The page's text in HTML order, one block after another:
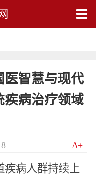
医智慧与现代
疾病治疗领域
A+
疾病人群持续上